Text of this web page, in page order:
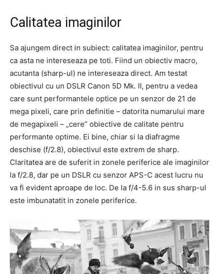
Calitatea imaginilor
Sa ajungem direct in subiect: calitatea imaginilor, pentru
ca asta ne intereseaza pe toti. Fiind un obiectiv macro,
acutanta (sharp-ul) ne intereseaza direct. Am testat
obiectivul cu un DSLR Canon 5D Mk. II, pentru a vedea
care sunt performantele optice pe un senzor de 21 de
mega pixeli, care prin definitie – datorita numarului mare
de megapixeli – „cere” obiective de calitate pentru
performante optime. Ei bine, chiar si la diafragme
deschise (f/2.8), obiectivul este extrem de sharp.
Claritatea are de suferit in zonele periferice ale imaginilor
la f/2.8, dar pe un DSLR cu senzor APS-C acest lucru nu
va fi evident aproape de loc. De la f/4-5.6 in sus sharp-ul
este imbunatatit in zonele periferice.